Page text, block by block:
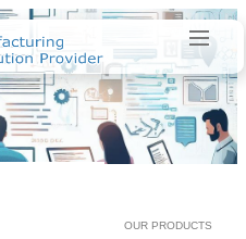
OUR PRODUCTS